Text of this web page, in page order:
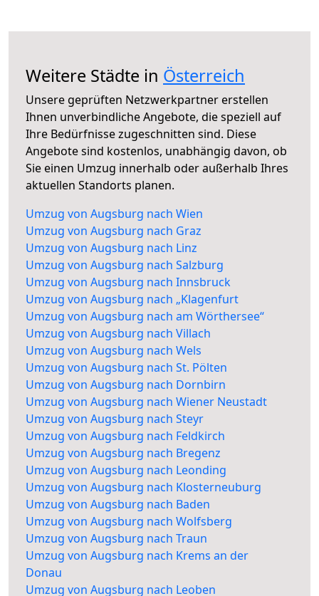
Weitere Städte in Österreich
Unsere geprüften Netzwerkpartner erstellen
Ihnen unverbindliche Angebote, die speziell auf
Ihre Bedürfnisse zugeschnitten sind. Diese
Angebote sind kostenlos, unabhängig davon, ob
Sie einen Umzug innerhalb oder außerhalb Ihres
aktuellen Standorts planen.
Umzug von Augsburg nach Wien
Umzug von Augsburg nach Graz
Umzug von Augsburg nach Linz
Umzug von Augsburg nach Salzburg
Umzug von Augsburg nach Innsbruck
Umzug von Augsburg nach „Klagenfurt
Umzug von Augsburg nach am Wörthersee“
Umzug von Augsburg nach Villach
Umzug von Augsburg nach Wels
Umzug von Augsburg nach St. Pölten
Umzug von Augsburg nach Dornbirn
Umzug von Augsburg nach Wiener Neustadt
Umzug von Augsburg nach Steyr
Umzug von Augsburg nach Feldkirch
Umzug von Augsburg nach Bregenz
Umzug von Augsburg nach Leonding
Umzug von Augsburg nach Klosterneuburg
Umzug von Augsburg nach Baden
Umzug von Augsburg nach Wolfsberg
Umzug von Augsburg nach Traun
Umzug von Augsburg nach Krems an der
Donau
Umzug von Augsburg nach Leoben